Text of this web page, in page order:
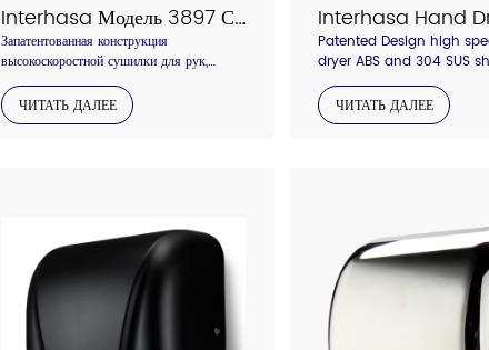
Interhasa Модель 3897 Сушилка для рук из нержавеющей стали
Запатентованная конструкция
высокоскоростной сушилки для рук,
корпус из нержавеющей стали,
концентрированный воздуховыпускной
патрубок с фильтром HEPA, антикражная
ЧИТАТЬ ДАЛЕЕ
Patented Design high
dryer ABS and 304 SUS
material , concentrated
with hepa air filter, anti-
backboard
ЧИТАТЬ ДАЛЕЕ